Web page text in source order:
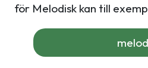
för Melodisk kan till